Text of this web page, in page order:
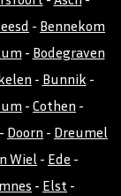
- Bennekom
- Bodegraven
- Bunnik -
- Cothen -
- Doorn - Dreumel
Wiel - Ede -
- Elst -